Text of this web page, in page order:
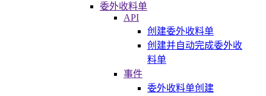
委外收料单
API
创建委外收料单
创建并自动完成委外收
料单
事件
委外收料单创建